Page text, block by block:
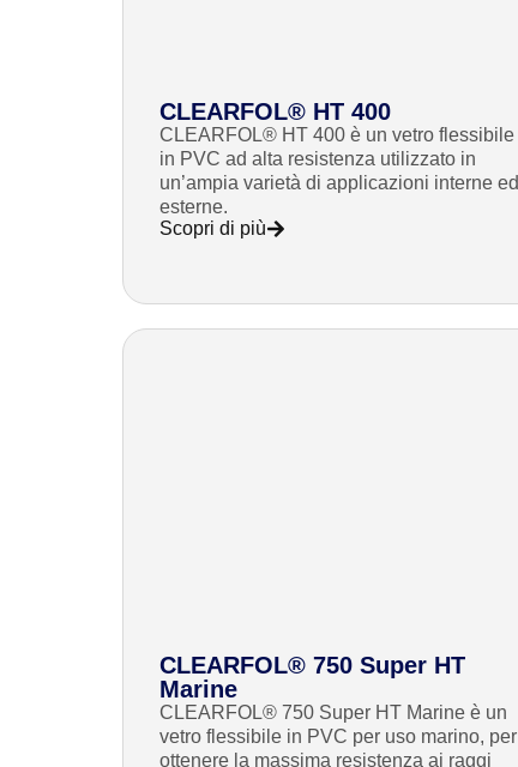
CLEARFOL® HT 400
CLEARFOL® HT 400 è un vetro flessibile
in PVC ad alta resistenza utilizzato in
un’ampia varietà di applicazioni interne ed
esterne.
Scopri di più
CLEARFOL® 750 Super HT
Marine
CLEARFOL® 750 Super HT Marine è un
vetro flessibile in PVC per uso marino, per
ottenere la massima resistenza ai raggi